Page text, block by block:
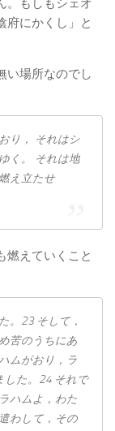
。もしもシェオ
府にかくし」と
い場所なのでし
り， それ​は​シ
く。 それ​は​地​
え立た​せ
燃えていくこと
。23 そして，
苦のうちにあ
ムがおり，ラ
した。24 それで
ハムよ，わた
わして，その